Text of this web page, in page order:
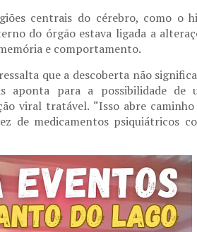
centrais do cérebro, como o
do órgão estava ligada a
e comportamento.
que a descoberta não
aponta para a possibilidade de
viral tratável. “Isso abre
de medicamentos psiquiátricos